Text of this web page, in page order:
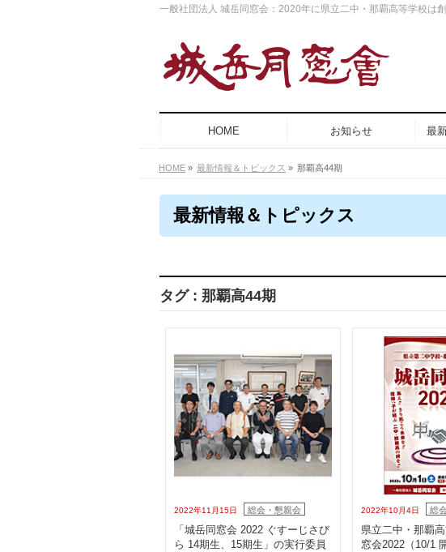
一般社団法人 城岳同窓会：2020年に県立二中・那覇高等学校は
HOME お知らせ 最
HOME » 最新情報＆トピックス » 那覇高44期
最新情報＆トピックス
タグ : 那覇高44期
2022年11月15日 総会・懇親会
「城岳同窓会 2022 ぐすーじさび
ら 14期生、15期生」の実行委員
2022年10月4日 総
県立二中・那覇
窓会2022（10/1